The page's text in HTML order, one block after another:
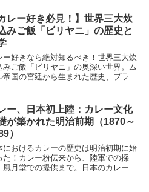
民食になるまでの道のりを解説。
レー好き必見！】世界三大炊
みご飯「ビリヤニ」の歴史と
ー好きなら絶対知るべき！世界三大炊
みご飯「ビリヤニ」の奥深い世界。ム
帝国の宮廷から生まれた歴史、プラオ
通に！
ー、日本初上陸：カレー文化
が築かれた明治前期（1870～
）
におけるカレーの歴史は明治初期に始
た！カレー粉伝来から、陸軍での採
風月堂での提供まで。日本のカレー文